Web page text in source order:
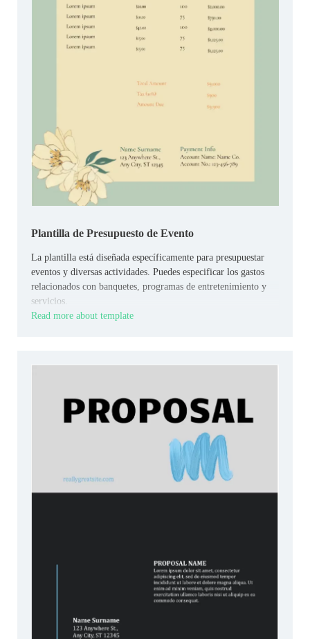
Plantilla de Presupuesto de Evento
La plantilla está diseñada específicamente para presupuestar
eventos y diversas actividades. Puedes especificar los gastos
relacionados con banquetes, programas de entretenimiento y
servicios.
Read more about template